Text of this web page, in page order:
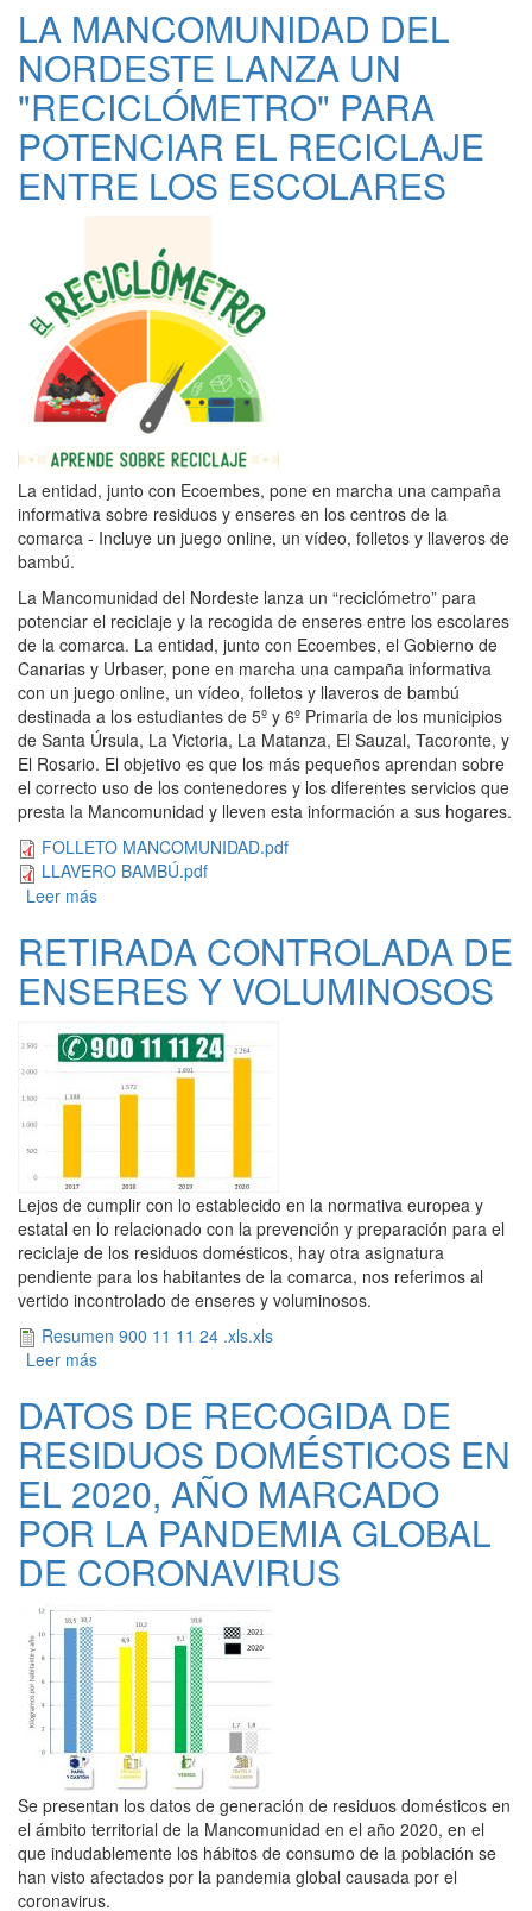
QUINTO CONTENEDOR
LA MANCOMUNIDAD DEL
NORDESTE LANZA UN
"RECICLÓMETRO" PARA
POTENCIAR EL RECICLAJE
ENTRE LOS ESCOLARES
La entidad, junto con Ecoembes, pone en marcha una campaña
informativa sobre residuos y enseres en los centros de la
comarca - Incluye un juego online, un vídeo, folletos y llaveros de
bambú.
La Mancomunidad del Nordeste lanza un “reciclómetro” para
potenciar el reciclaje y la recogida de enseres entre los escolares
de la comarca. La entidad, junto con Ecoembes, el Gobierno de
Canarias y Urbaser, pone en marcha una campaña informativa
con un juego online, un vídeo, folletos y llaveros de bambú
destinada a los estudiantes de 5º y 6º Primaria de los municipios
de Santa Úrsula, La Victoria, La Matanza, El Sauzal, Tacoronte, y
El Rosario. El objetivo es que los más pequeños aprendan sobre
el correcto uso de los contenedores y los diferentes servicios que
presta la Mancomunidad y lleven esta información a sus hogares.
FOLLETO MANCOMUNIDAD.pdf
LLAVERO BAMBÚ.pdf
Leer más
ENTRE LOS ESCOLARES
RETIRADA CONTROLADA DE
ENSERES Y VOLUMINOSOS
Lejos de cumplir con lo establecido en la normativa europea y
estatal en lo relacionado con la prevención y preparación para el
reciclaje de los residuos domésticos, hay otra asignatura
pendiente para los habitantes de la comarca, nos referimos al
vertido incontrolado de enseres y voluminosos.
Resumen 900 11 11 24 .xls.xls
Leer más
DATOS DE RECOGIDA DE
RESIDUOS DOMÉSTICOS EN
EL 2020, AÑO MARCADO
POR LA PANDEMIA GLOBAL
DE CORONAVIRUS
Se presentan los datos de generación de residuos domésticos en
el ámbito territorial de la Mancomunidad en el año 2020, en el
que indudablemente los hábitos de consumo de la población se
han visto afectados por la pandemia global causada por el
coronavirus.